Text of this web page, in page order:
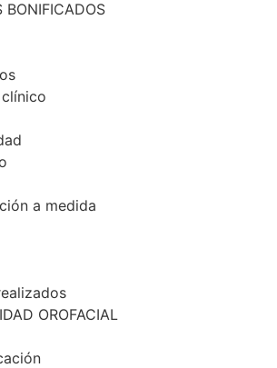
BONIFICADOS
a medida
OROFACIAL